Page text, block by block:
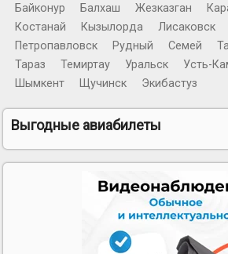
Байконур
Балхаш Жезказган
Костанай
Кызылорда Лисаковск
Петропавловск
Рудный Семей
Тараз
Темиртау Уральск
Усть-
Шымкент
Щучинск Экибастуз
Выгодные авиабилеты